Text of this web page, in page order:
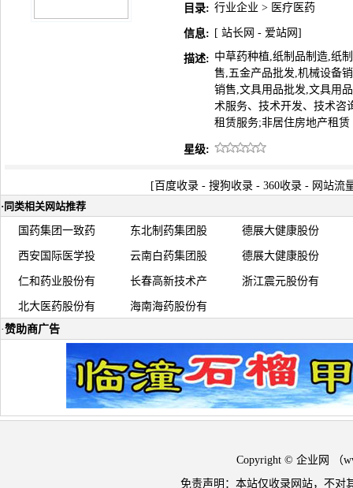
目录: 行业企业 > 医疗医药
信息: [ 站长网 - 爱站网 ]
描述: 中草药种植,纸制品制造,纸
售,五金产品批发,机械设备
销售,文具用品批发,文具用
术服务、技术开发、技术咨
租赁服务;非居住房地产租赁
星级:
[ 百度收录 - 搜狗收录 - 360收录 - 网站流
· 同类相关网站推荐
国药集团一致药 东北制药集团股 德展大健康股份
西安国际医学投 云南白药集团股 德展大健康股份
仁和药业股份有 长春高新技术产 浙江震元股份有
北大医药股份有
海南海药股份有
·赞助商广告
Copyright © 企业网 （
免责声明：本站仅收录网站，不对